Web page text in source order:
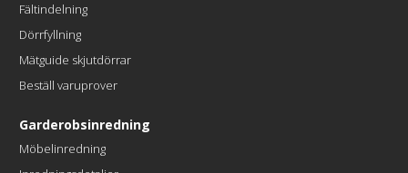
Fältindelning
Dörrfyllning
Mätguide skjutdörrar
Beställ varuprover
Garderobsinredning
Möbelinredning